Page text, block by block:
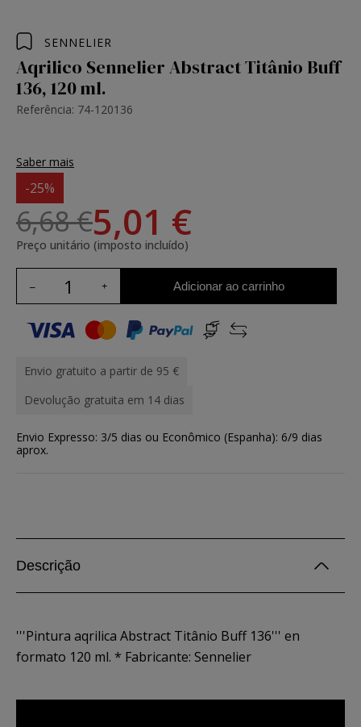
SENNELIER
Aqrilico Sennelier Abstract Titânio Buff
136, 120 ml.
Referência: 74-120136
Saber mais
-25%
6,68 €5,01 €
Preço unitário (imposto incluído)
Adicionar ao carrinho
Envio gratuito a partir de 95 €
Devolução gratuita em 14 dias
Envio Expresso: 3/5 dias ou Econômico (Espanha): 6/9 dias
aprox.
Descrição
'''Pintura aqrilica Abstract Titânio Buff 136''' en
formato 120 ml. * Fabricante: Sennelier